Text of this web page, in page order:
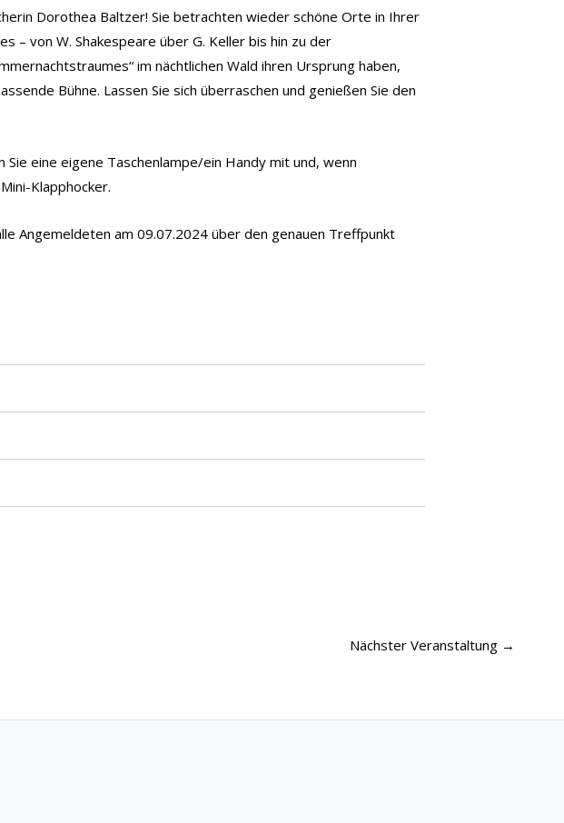
Dorothea Baltzer! Sie betrachten wieder schöne Orte in Ihrer
– von W. Shakespeare über G. Keller bis hin zu der
im nächtlichen Wald ihren Ursprung haben,
Bühne. Lassen Sie sich überraschen und genießen Sie den
eine eigene Taschenlampe/ein Handy mit und, wenn
Klapphocker.
Angemeldeten am 09.07.2024 über den genauen Treffpunkt
Nächster Veranstaltung →